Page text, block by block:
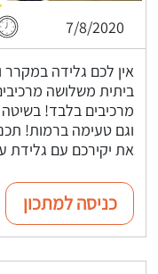
7/8/2020
אין לכם גלידה במקרר
ביתית משלושה
מרכיבים בלבד!
וגם טעימה ברמות!
את יקירכם עם גלידת
כניסה למתכון